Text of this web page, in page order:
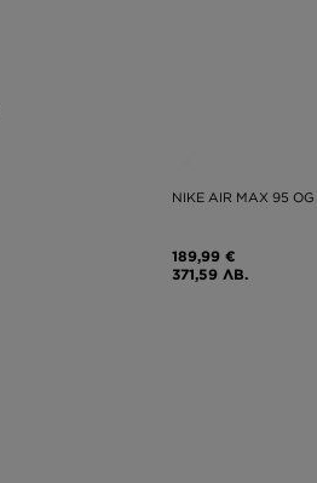
NIKE AIR MAX 95 OG
189,99 €
371,59 ЛВ.